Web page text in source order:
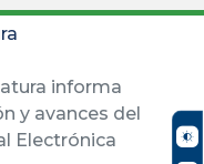
informa
y avances del
Electrónica